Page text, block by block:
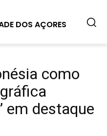
DOS AÇORES
como
em destaque